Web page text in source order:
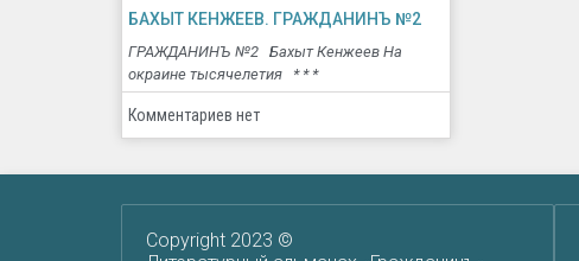
БАХЫТ КЕНЖЕЕВ. ГРАЖДАНИНЪ №2
ГРАЖДАНИНЪ №2 Бахыт Кенжеев На
окраине тысячелетия * * *
Комментариев нет
Copyright 2023 ©